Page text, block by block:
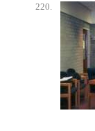
220.